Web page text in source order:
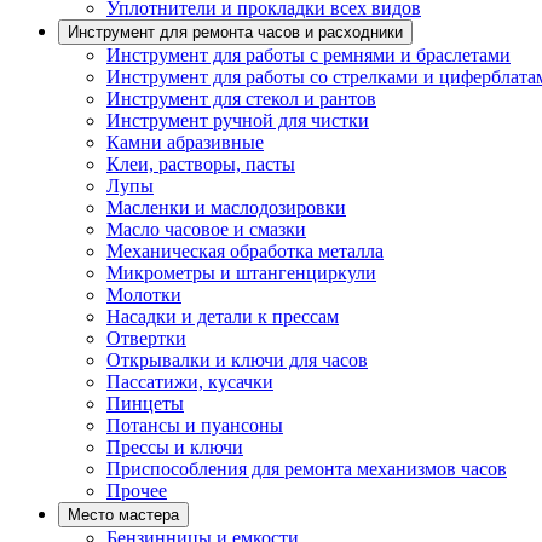
Уплотнители и прокладки всех видов
Инструмент для ремонта часов и расходники
Инструмент для работы с ремнями и браслетами
Инструмент для работы со стрелками и
Инструмент для стекол и рантов
Инструмент ручной для чистки
Камни абразивные
Клеи, растворы, пасты
Лупы
Масленки и маслодозировки
Масло часовое и смазки
Механическая обработка металла
Микрометры и штангенциркули
Молотки
Насадки и детали к прессам
Отвертки
Открывалки и ключи для часов
Пассатижи, кусачки
Пинцеты
Потансы и пуансоны
Прессы и ключи
Приспособления для ремонта механизмов часов
Прочее
Место мастера
Бензинницы и емкости